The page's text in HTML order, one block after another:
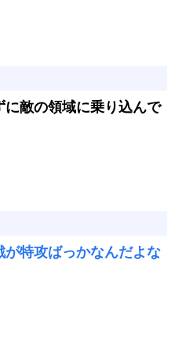
敵の領域に乗り込んで
が特攻ばっかなんだよな